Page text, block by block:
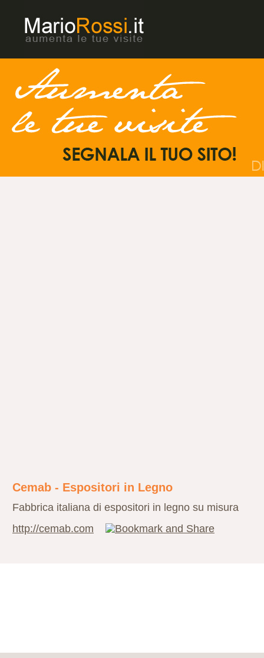
Cemab - Espositori in Legno
Fabbrica italiana di espositori in legno su misura
http://cemab.com